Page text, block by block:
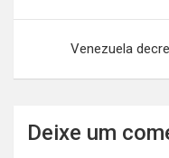
Venezuela
Deixe um